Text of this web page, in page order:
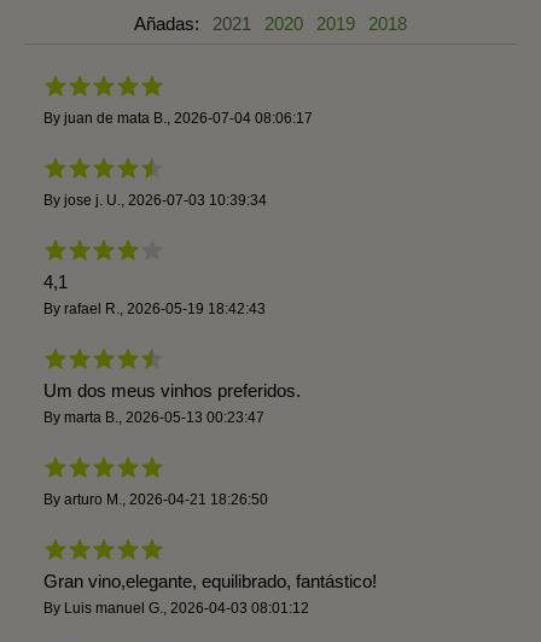
Añadas: 2021 2020 2019 2018
By juan de mata B. 2026-07-04 08:06:17
By jose j. U. 2026-07-03 10:39:34
4,1
By rafael R. 2026-05-19 18:42:43
Um dos meus vinhos preferidos.
By marta B. 2026-05-13 00:23:47
By arturo M. 2026-04-21 18:26:50
Gran vino,elegante, equilibrado, fantástico!
By Luis manuel G. 2026-04-03 08:01:12